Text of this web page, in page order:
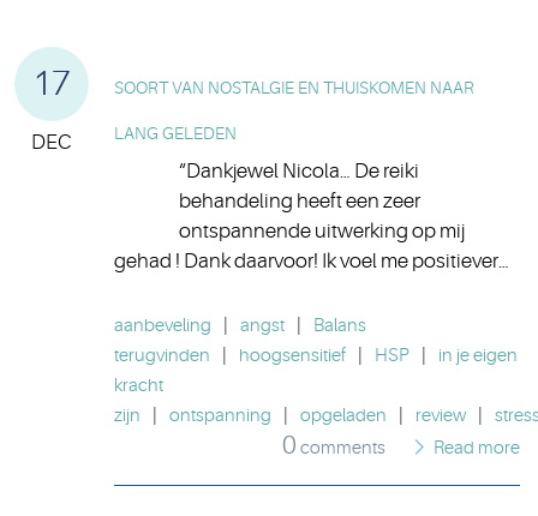
17
DEC
SOORT VAN NOSTALGIE EN THUISKOMEN NAAR
LANG GELEDEN
“Dankjewel Nicola… De reiki
behandeling heeft een zeer
ontspannende uitwerking op mij
gehad ! Dank daarvoor! Ik voel me positiever…
aanbeveling angst
Balans
terugvinden
hoogsensitief HSP
in je eigen
kracht
zijn
ontspanning opgeladen review
0 comments Read more